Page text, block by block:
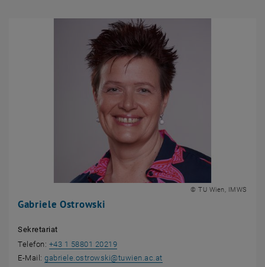
Gabriele Ostrowski
© TU Wien, IMWS
Sekretariat
Telefon: +43 1 58801 20219
E-Mail:gabriele.ostrowski@tuwien.ac.at